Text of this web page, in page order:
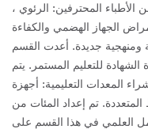
المحترفين: الرئوي ،
الجهاز الهضمي والكفاءة
ومنهجية جديدة. أعدت القسم
للتعليم المستمر. يتم
المعدات التعليمية: أجهزة
تم إعداد المئات من
العلمي في هذا القسم على